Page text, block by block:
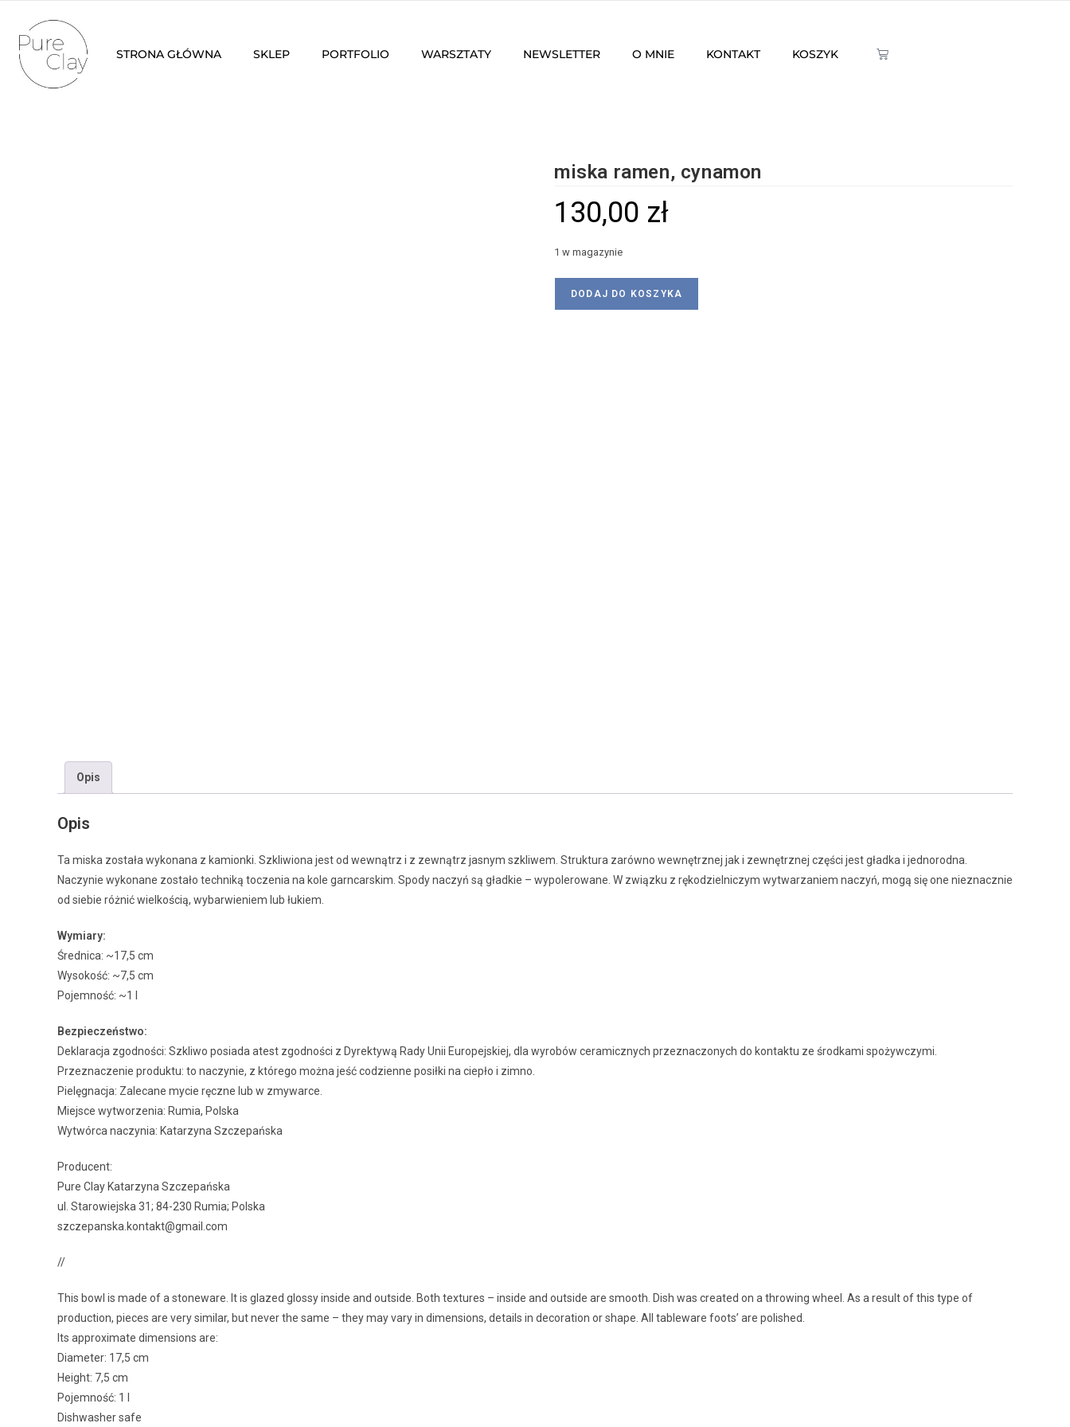
STRONA GŁÓWNA SKLEP PORTFOLIO WARSZTATY NEWSLETTER O MNIE KONTAKT KOSZYK
miska ramen, cynamon
130,00 zł
1 w magazynie
DODAJ DO KOSZYKA
Opis
Opis
Ta miska została wykonana z kamionki. Szkliwiona jest od wewnątrz i z zewnątrz jasnym szkliwem. Struktura zarówno wewnętrznej jak i zewnętrznej części jest gładka i jednorodna.
Naczynie wykonane zostało techniką toczenia na kole garncarskim. Spody naczyń są gładkie – wypolerowane. W związku z rękodzielniczym wytwarzaniem naczyń, mogą się one nieznacznie
od siebie różnić wielkością, wybarwieniem lub łukiem.
Wymiary:
Średnica: ~17,5 cm
Wysokość: ~7,5 cm
Pojemność: ~1 l
Bezpieczeństwo:
Deklaracja zgodności: Szkliwo posiada atest zgodności z Dyrektywą Rady Unii Europejskiej, dla wyrobów ceramicznych przeznaczonych do kontaktu ze środkami spożywczymi.
Przeznaczenie produktu: to naczynie, z którego można jeść codzienne posiłki na ciepło i zimno.
Pielęgnacja: Zalecane mycie ręczne lub w zmywarce.
Miejsce wytworzenia: Rumia, Polska
Wytwórca naczynia: Katarzyna Szczepańska
Producent:
Pure Clay Katarzyna Szczepańska
ul. Starowiejska 31; 84-230 Rumia; Polska
szczepanska.kontakt@gmail.com
//
This bowl is made of a stoneware. It is glazed glossy inside and outside. Both textures – inside and outside are smooth. Dish was created on a throwing wheel. As a result of this type of
production, pieces are very similar, but never the same – they may vary in dimensions, details in decoration or shape. All tableware foots’ are polished.
Its approximate dimensions are:
Diameter: 17,5 cm
Height: 7,5 cm
Pojemność: 1 l
Dishwasher safe